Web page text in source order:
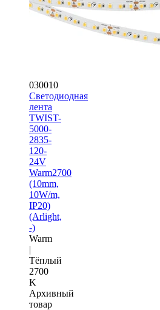
030010
Светодиодная
лента
TWIST-
5000-
2835-
120-
24V
Warm2700
(10mm,
10W/m,
IP20)
(Arlight,
-)
Warm
|
Тёплый
2700
K
Архивный
товар